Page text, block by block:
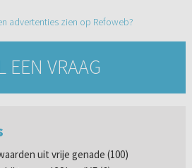
advertenties zien op Refoweb?
EEN VRAAG
uit vrije genade (100)